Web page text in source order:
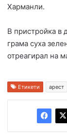
Харманли.
В пристройка в
грама суха
отреагирал на
Етикети арест